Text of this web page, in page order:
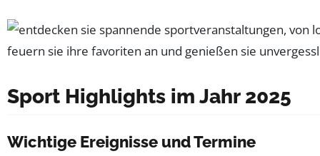
Sport Highlights im Jahr 2025
Wichtige Ereignisse und Termine